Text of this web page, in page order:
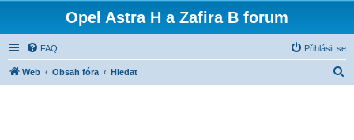
Opel Astra H a Zafira B forum
FAQ Přihlásit se
Web Obsah fóra Hledat